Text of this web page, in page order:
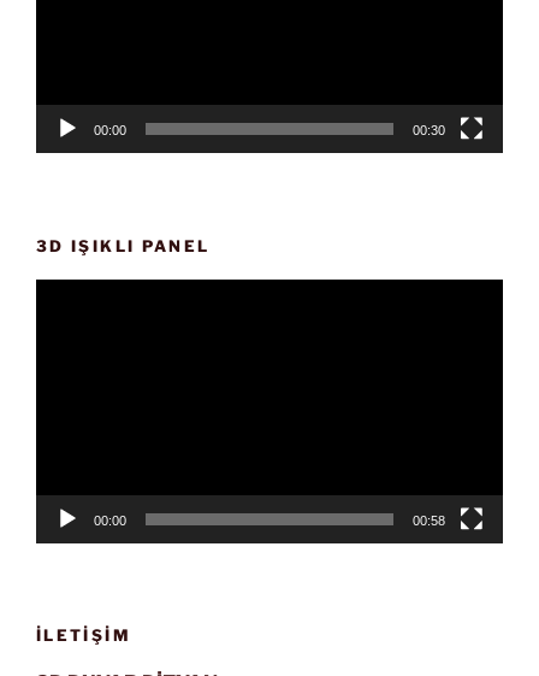
00:00 00:30
3D IŞIKLI PANEL
00:00 00:58
İLETIŞIM